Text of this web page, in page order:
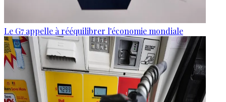
Le G7 appelle à rééquilibrer l'économie mondiale